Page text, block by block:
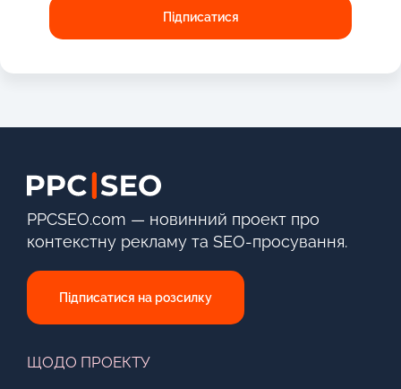
PPCSEO.com — новинний проект про
контекстну рекламу та SEO-просування.
Підписатися на розсилку
ЩОДО ПРОЕКТУ